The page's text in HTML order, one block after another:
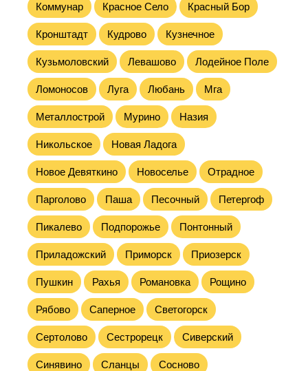
Коммунар Красное Село Красный Бор
Кронштадт Кудрово Кузнечное
Кузьмоловский Левашово Лодейное Поле
Ломоносов Луга Любань Мга
Металлострой Мурино Назия
Никольское Новая Ладога
Новое Девяткино Новоселье Отрадное
Парголово Паша Песочный Петергоф
Пикалево Подпорожье Понтонный
Приладожский Приморск Приозерск
Пушкин Рахья Романовка Рощино
Рябово Саперное Светогорск
Сертолово Сестрорецк Сиверский
Синявино Сланцы Сосново